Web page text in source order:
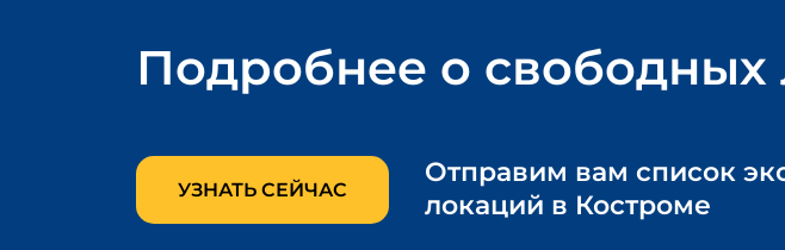
Подробнее о свободных
Отправим вам список
локаций в Костроме
УЗНАТЬ СЕЙЧАС